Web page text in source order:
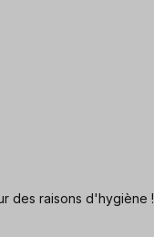
ni échangé, ni repris pour des raisons d'hygiène !